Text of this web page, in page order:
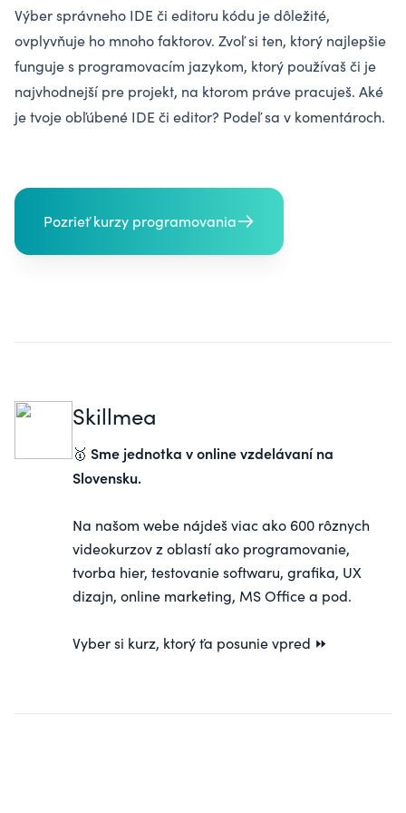
Výber správneho IDE či editoru kódu je dôležité,
ovplyvňuje ho mnoho faktorov. Zvoľ si ten, ktorý najlepšie
funguje s programovacím jazykom, ktorý používaš či je
najvhodnejší pre projekt, na ktorom práve pracuješ. Aké
je tvoje obľúbené IDE či editor? Podeľ sa v komentároch.
Pozrieť kurzy programovania
Skillmea
🥇 Sme jednotka v online vzdelávaní na
Slovensku.
Na našom webe nájdeš viac ako 600 rôznych
videokurzov z oblastí ako programovanie,
tvorba hier, testovanie softwaru, grafika, UX
dizajn, online marketing, MS Office a pod.
Vyber si kurz, ktorý ťa posunie vpred ⏩